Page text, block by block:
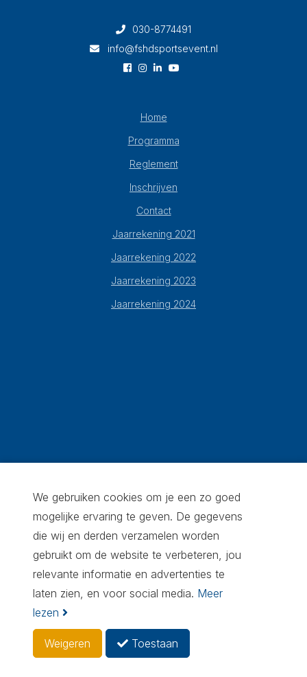
030-8774491
info@fshdsportsevent.nl
Home
Programma
Reglement
Inschrijven
Contact
Jaarrekening 2021
Jaarrekening 2022
Jaarrekening 2023
Jaarrekening 2024
© Copyright 2010 - 2026
Privacy
We gebruiken cookies om je een zo goed
mogelijke ervaring te geven. De gegevens
die wij en derden verzamelen worden
gebruikt om de website te verbeteren, jou
relevante informatie en advertenties te
laten zien, en voor social media. Meer
lezen
Weigeren Toestaan